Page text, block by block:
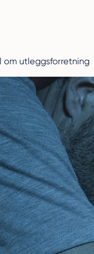
om utleggsforretning